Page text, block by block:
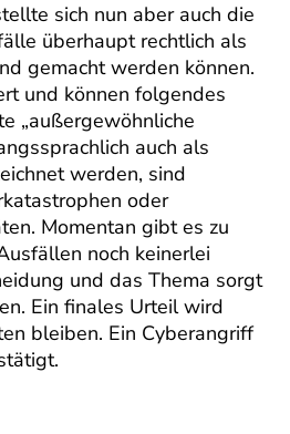
sich nun aber auch die
überhaupt rechtlich als
gemacht werden können.
und können folgendes
„außergewöhnliche
auch als
werden, sind
oder
Momentan gibt es zu
noch keinerlei
und das Thema sorgt
Ein finales Urteil wird
bleiben. Ein Cyberangriff